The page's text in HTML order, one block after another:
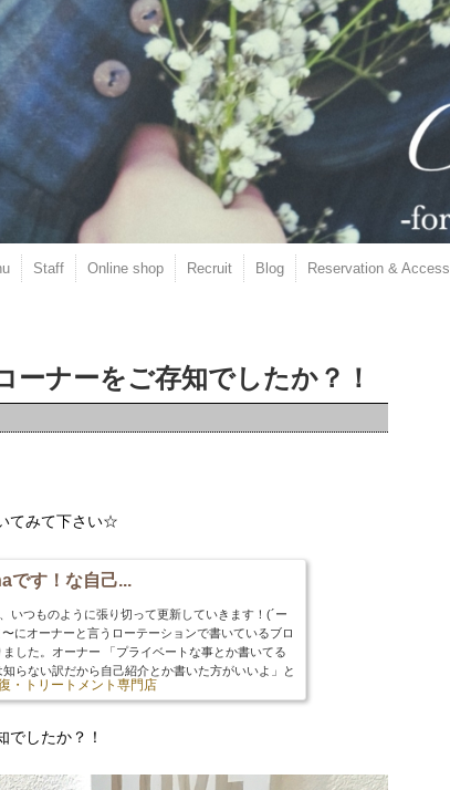
Staff Online shop Recruit Blog Reservation & Access
ーナーをご存知でしたか？！
てみて下さい☆
です！な自己...
いつものように張り切って更新していきます！(´ー
にオーナーと言うローテーションで書いているブロ
した。オーナー 「プライベートな事とか書いてる
らない訳だから自己紹介とか書いた方がいいよ」と
己紹介をさせて頂こうと思います(*^_^*)【名前】eri
ますがB型ですm...
・トリートメント専門店
でしたか？！